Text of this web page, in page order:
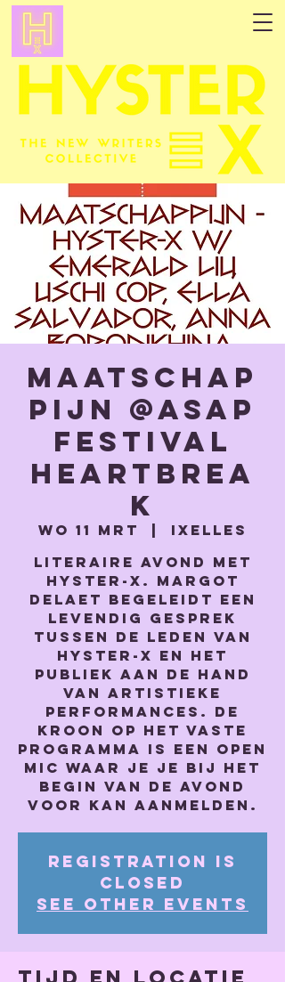
Maatschap
pijn @ASAP
festival
Heartbrea
k
wo 11 mrt
Ixelles
Literaire avond met
Hyster-x. Margot
Delaet begeleidt een
levendig gesprek
tussen de leden van
Hyster-x en het
publiek aan de hand
van artistieke
performances. De
kroon op het vaste
programma is een open
mic waar je je bij het
begin van de avond
voor kan aanmelden.
Registration is
closed
See other events